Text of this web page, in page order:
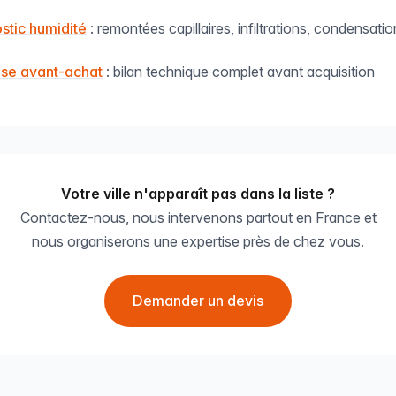
humidité : remontées capillaires, infiltrations,
avant-achat : bilan technique complet avant acquisition
Votre ville n'apparaît pas dans la liste ?
Contactez-nous, nous intervenons partout en France et
nous organiserons une expertise près de chez vous.
Demander un devis